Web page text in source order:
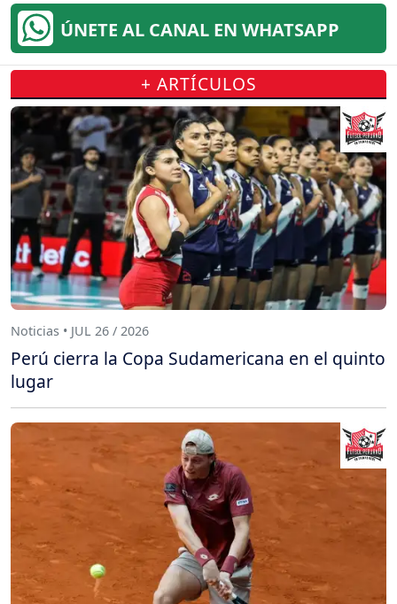
ÚNETE AL CANAL EN WHATSAPP
+ ARTÍCULOS
Noticias • JUL 26 / 2026
Perú cierra la Copa Sudamericana en el quinto
lugar